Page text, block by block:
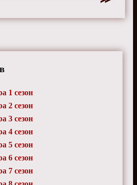
постоянно меняются.
1 сезон
2 сезон
3 сезон
4 сезон
5 сезон
6 сезон
7 сезон